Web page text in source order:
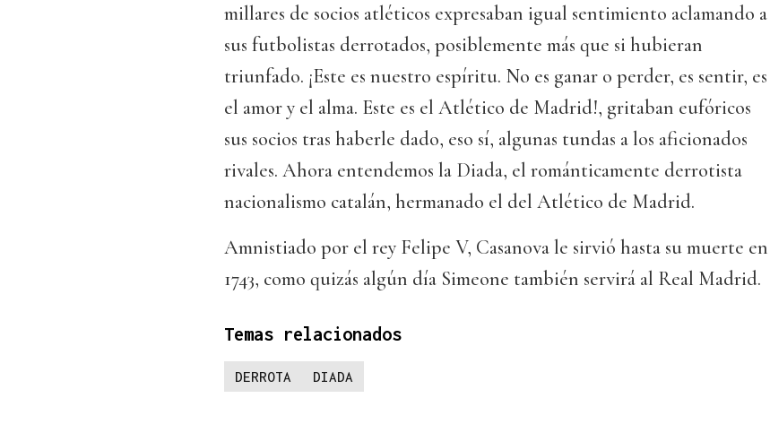
millares de socios atléticos expresaban igual sentimiento aclamando a
sus futbolistas derrotados, posiblemente más que si hubieran
triunfado. ¡Este es nuestro espíritu. No es ganar o perder, es sentir, es
el amor y el alma. Este es el Atlético de Madrid!, gritaban eufóricos
sus socios tras haberle dado, eso sí, algunas tundas a los aficionados
rivales. Ahora entendemos la Diada, el románticamente derrotista
nacionalismo catalán, hermanado el del Atlético de Madrid.
Amnistiado por el rey Felipe V, Casanova le sirvió hasta su muerte en
1743, como quizás algún día Simeone también servirá al Real Madrid.
Temas relacionados
DERROTA DIADA